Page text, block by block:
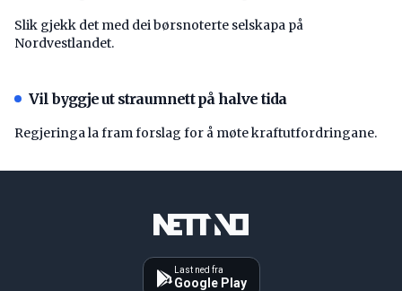
Slik gjekk det med dei børsnoterte selskapa på
Nordvestlandet.
Vil byggje ut straumnett på halve tida
Regjeringa la fram forslag for å møte kraftutfordringane.
Last ned fra
Google Play